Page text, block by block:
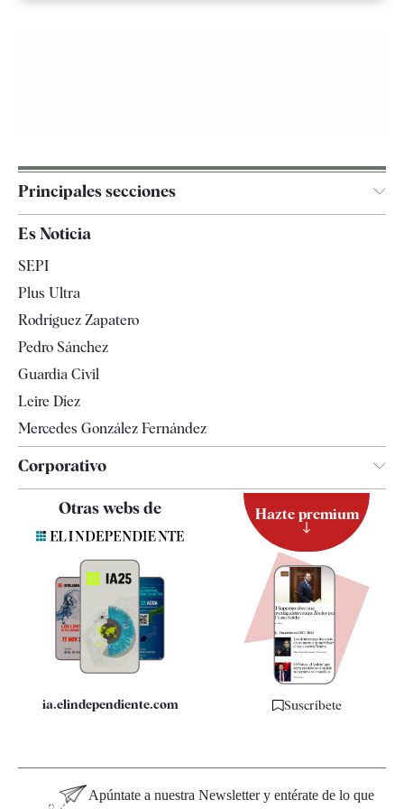
Principales secciones
España
Televisión
Es Noticia
SEPI
Plus Ultra
Rodríguez Zapatero
Pedro Sánchez
Guardia Civil
Leire Díez
Mercedes González Fernández
Corporativo
Contacto
Quiénes somos
Especificaciones
Otras webs de
ia.elindependiente.com
Hazte premium
Suscríbete
Apúntate a nuestra Newsletter y entérate de lo que